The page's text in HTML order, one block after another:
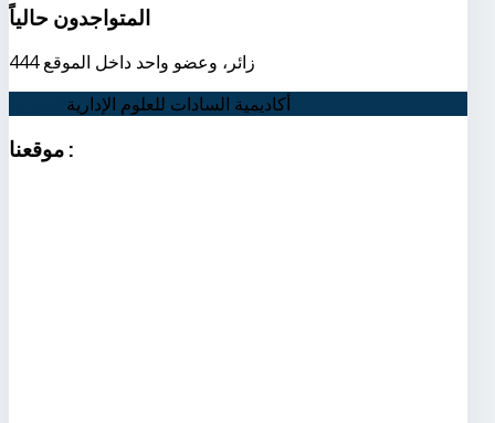
المتواجدون حالياً
444 زائر، وعضو واحد داخل الموقع
أكاديمية السادات للعلوم الإدارية
: